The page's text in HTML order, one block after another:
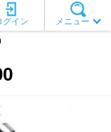
メニュー
グイン